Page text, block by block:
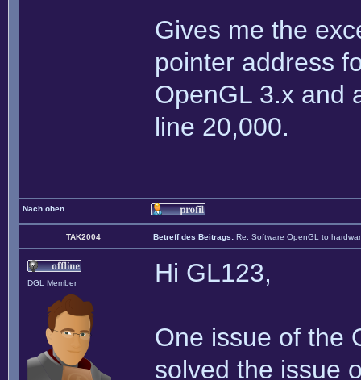
Gives me the
pointer address
OpenGL 3.x and
line 20,000.
Nach oben
TAK2004 Betreff des Beitrags: Re: Software OpenGL to
DGL Member Hi GL123,
One issue of the
solved the issue